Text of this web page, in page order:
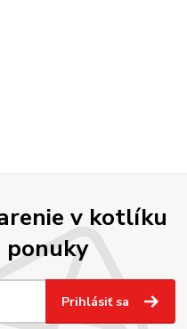
v kotlíku
ponuky
Prihlásiť sa